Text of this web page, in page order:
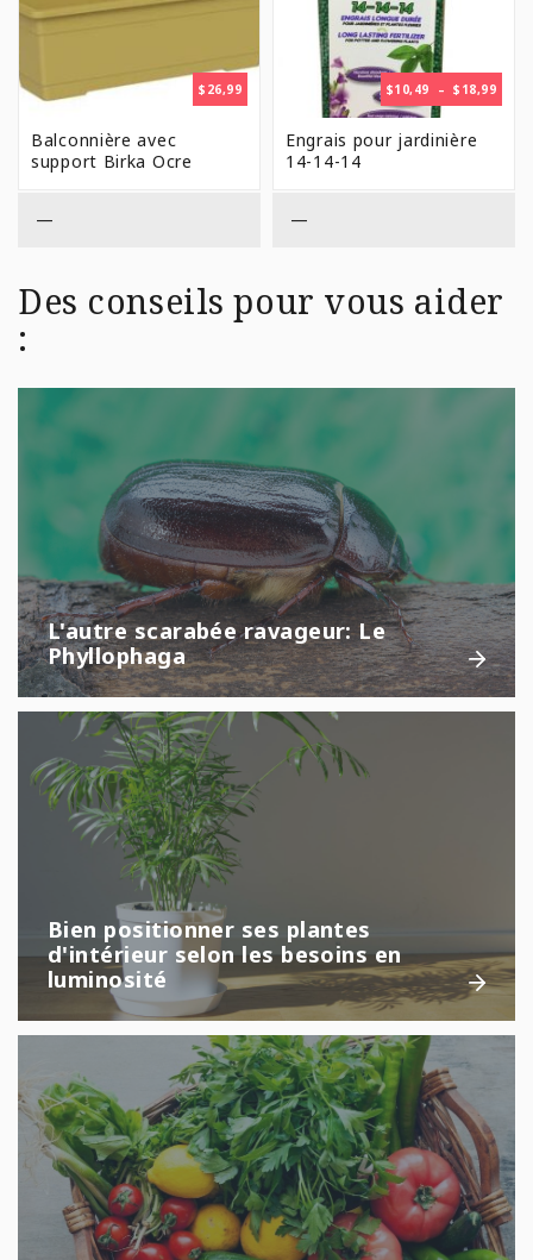
$ 26,99
Balconnière avec
support Birka Ocre
—
$10,49 – $ 18,99
DE
Engrais pour jardinière
14-14-14
—
Des conseils pour vous aider
:
L'autre scarabée ravageur: Le
Phyllophaga
Bien positionner ses plantes
d'intérieur selon les besoins en
luminosité